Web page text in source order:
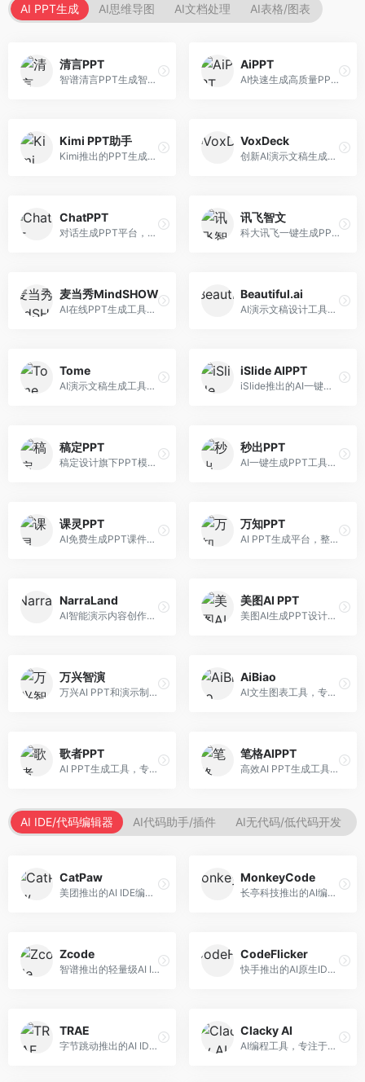
AI PPT生成 AI思维导图 AI文档处理 AI表格/图表
清言PPT
智谱清言PPT生成智能体，基于GLM大模型。面向智谱用户，支持对话生成PPT、内容优化等服务，与智谱生态深度整合。
AiPPT
AI快速生成高质量PPT平台，支持主题定制。面向职场人士和学生，提供一键生成、模板选择、内容优化等服务，PPT制作速度快，设计质量高。
Kimi PPT助手
Kimi推出的PPT生成智能体，整合长文本处理能力。面向职场人士和学生，支持文档解析、PPT生成、内容优化等服务，与Kimi生态深度整合。
VoxDeck
创新AI演示文稿生成工具，支持语音交互创作。面向职场人士，支持语音输入、PPT生成、内容优化等功能，语音创作体验便捷。
ChatPPT
对话生成PPT平台，支持自然语言交互创作。面向职场人士和教育工作者，通过对话方式完成PPT制作，交互体验友好，创作过程直观。
讯飞智文
科大讯飞一键生成PPT和Word工具，整合语音技术。面向职场人士，支持语音输入、文档生成、格式调整等功能，办公效率显著提升。
麦当秀MindSHOW
AI在线PPT生成工具，支持思维导图转PPT。面向职场人士，提供思维导图导入、PPT生成、模板选择等服务，思维导图转PPT效率高。
Beautiful.ai
AI演示文稿设计工具，专注于自动化设计排版。面向职场人士，提供智能排版、模板选择、设计优化等服务，设计美观度高。
Tome
AI演示文稿生成工具，专注于故事化演示创作。面向创业者和营销人员，提供故事叙述、视觉设计、内容生成等服务，演示文稿叙事性强。
iSlide AIPPT
iSlide推出的AI一键设计精美PPT工具。面向PPT设计用户，提供模板库、内容生成、设计优化等服务，与iSlide插件深度整合。
稿定PPT
稿定设计旗下PPT模板资源库，整合AI生成功能。面向设计师和职场人士，提供海量PPT模板、AI内容生成等服务，模板质量高。
秒出PPT
AI一键生成PPT工具，专注于快速演示文稿制作。面向职场人士，支持主题输入、内容生成、模板套用等功能，PPT生成速度快，适合紧急制作场景。
课灵PPT
AI免费生成PPT课件平台，专注于教育场景。面向教师和教育工作者，提供课件生成、教学设计、模板选择等服务，教育适配性强。
万知PPT
AI PPT生成平台，整合知识库与创作功能。面向职场人士，支持内容检索、PPT生成、设计优化等服务，知识整合能力强。
NarraLand
AI智能演示内容创作平台，专注于叙事演示。面向内容创作者，提供故事创作、演示生成、动画设计等服务，演示内容生动有趣。
美图AI PPT
美图AI生成PPT设计工具，整合图像处理能力。面向设计师和职场人士，提供PPT生成、图片美化、设计优化等服务，视觉设计美观。
万兴智演
万兴AI PPT和演示制作软件，整合视频演示功能。面向职场人士和教育工作者，提供PPT生成、演示录制、视频制作等服务，演示功能完善。
AiBiao
AI文生图表工具，专注于数据可视化展示。面向数据分析师和职场人士，提供图表生成、数据可视化、PPT嵌入等服务，数据展示专业。
歌者PPT
AI PPT生成工具，专注于演示文稿智能创作。面向职场人士，支持主题输入、内容生成、设计美化等功能，PPT制作效率高。
笔格AIPPT
高效AI PPT生成工具，专注于演示文稿智能创作。面向职场人士，支持主题输入、内容生成、设计美化等功能，PPT制作效率高。
AI IDE/代码编辑器 AI代码助手/插件 AI无代码/低代码开发
CatPaw
美团推出的AI IDE编程工具，专注于本地开发生态。面向开发者，提供智能代码补全、代码生成、项目管理等服务，本地开发体验好。
MonkeyCode
长亭科技推出的AI编程助手，专注于安全开发。面向开发者，提供代码生成、安全检测、漏洞修复等服务，安全开发能力强。
Zcode
智谱推出的轻量级AI IDE，基于GLM模型。面向开发者，提供智能代码补全、代码生成、错误检测等服务，中文编程支持好。
CodeFlicker
快手推出的AI原生IDE，专注于短视频相关开发。面向快手生态开发者，提供代码生成、调试辅助等服务，与快手开发生态深度整合。
TRAE
字节跳动推出的AI IDE编程工具，深度集成大模型能力。面向开发者，提供智能代码补全、代码解释、重构优化等服务，编程效率显著提升。
Clacky AI
AI编程工具，专注于代码智能生成与优化。面向开发者，提供代码生成、代码重构、错误修复等服务，编程效率高。